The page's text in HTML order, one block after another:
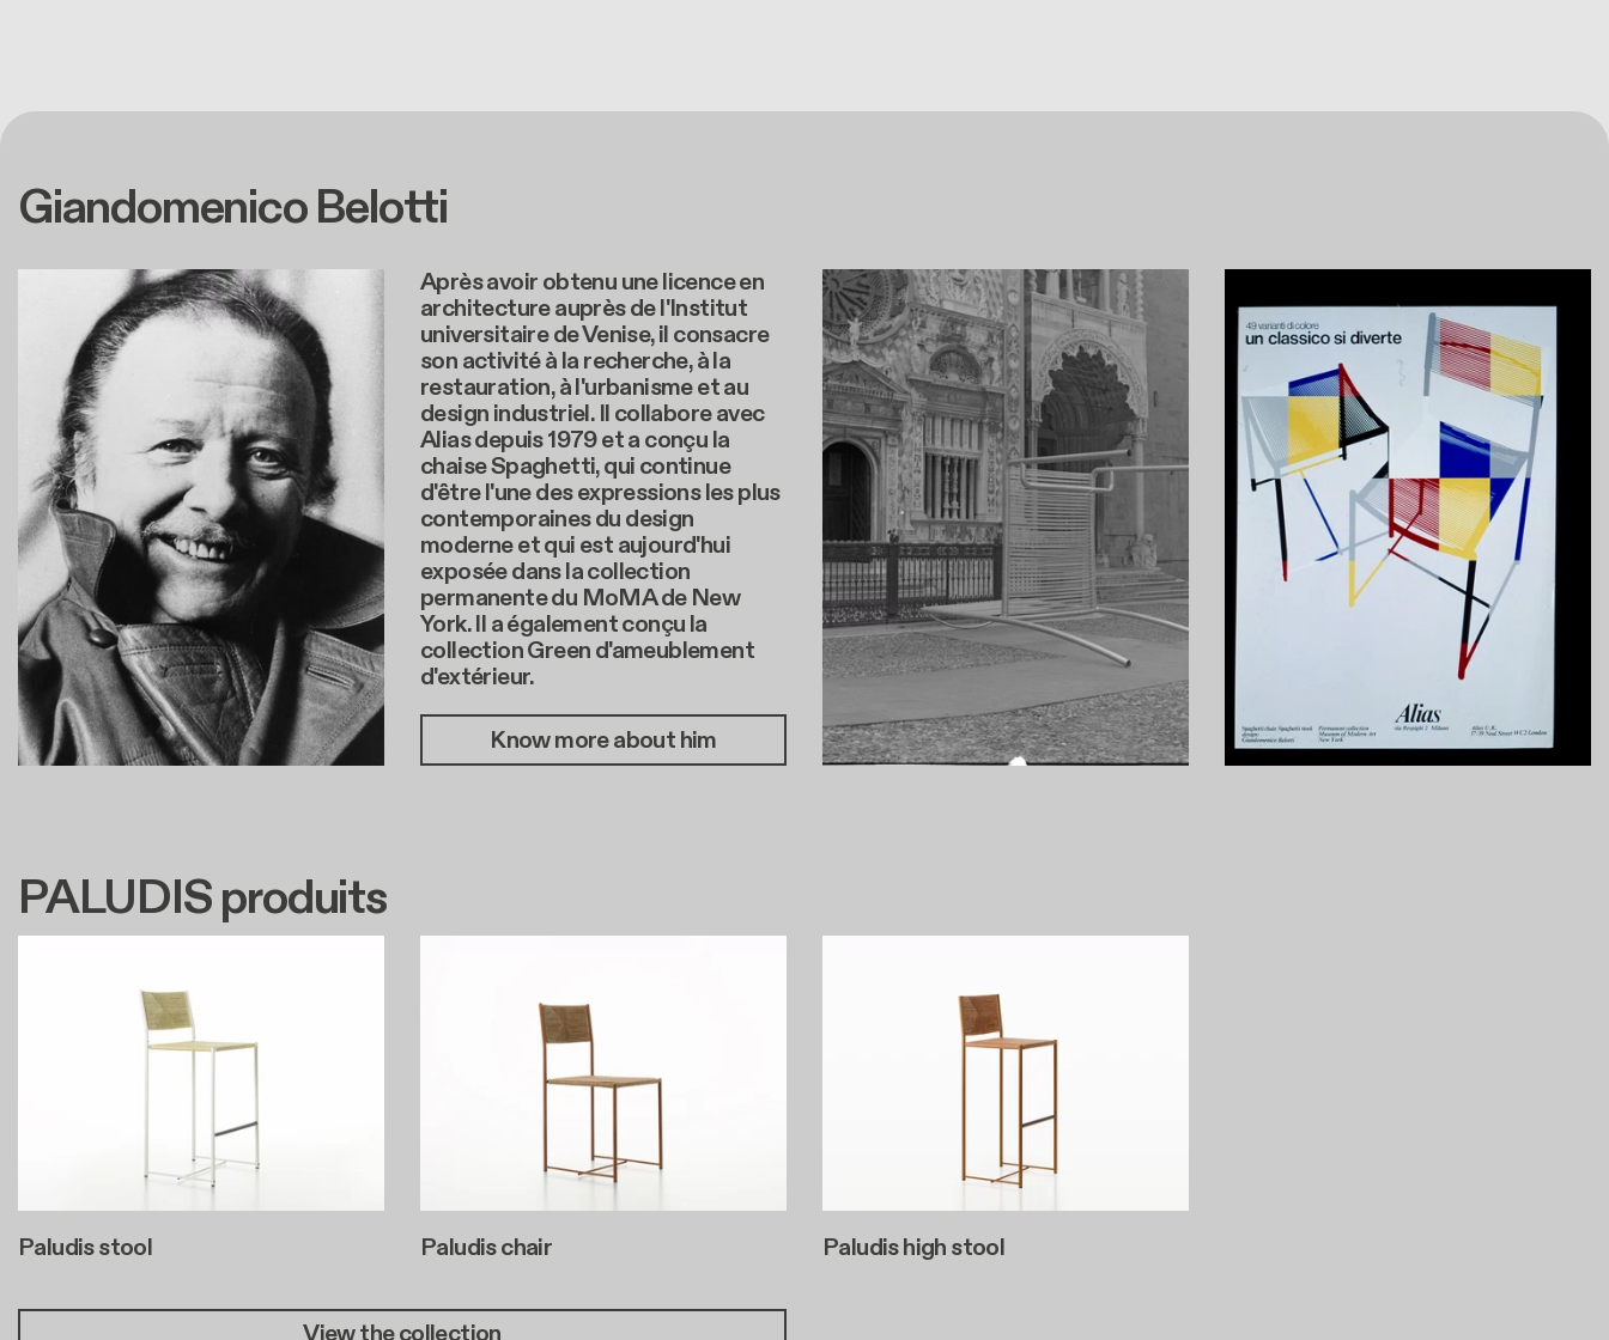
Giandomenico Belotti
Après avoir obtenu une licence en
architecture auprès de l'Institut
universitaire de Venise, il consacre
son activité à la recherche, à la
restauration, à l'urbanisme et au
design industriel. Il collabore avec
Alias depuis 1979 et a conçu la
chaise Spaghetti, qui continue
d'être l'une des expressions les plus
contemporaines du design
moderne et qui est aujourd'hui
exposée dans la collection
permanente du MoMA de New
York. Il a également conçu la
collection Green d'ameublement
d'extérieur.
Know more about him
PALUDIS produits
Paludis stool Paludis chair Paludis high stool